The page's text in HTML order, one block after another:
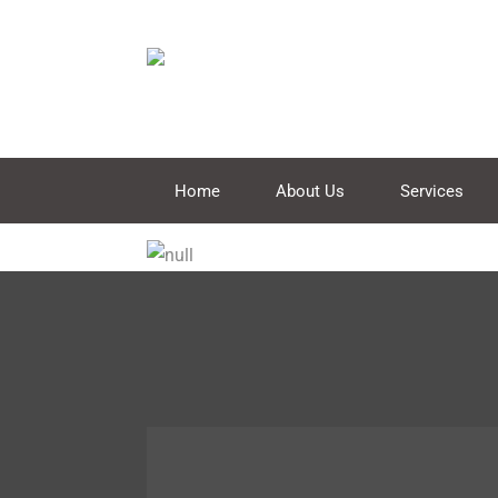
Home About Us Services